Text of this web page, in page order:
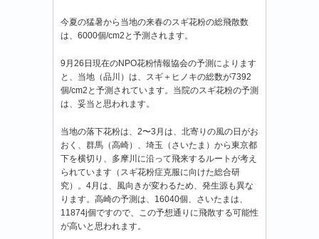
今夏の猛暑から当地の来春のスギ花粉の総飛散数
は、6000個/cm2と予測されます。
9月26日現在のNPO花粉情報協会の予測によります
と、当地（品川）は、スギ＋ヒノキの総数が7392
個/cm2と予測されています。当院のスギ花粉の予測
は、妥当と思われます。
当地の落下花粉は、2〜3月は、北寄りの風の日がお
おく、群馬（高崎）、埼玉（さいたま）から東京都
下を横切り、多摩川に沿って飛来するルートが考え
られています（スギ花粉症克服に向けた総合研
究）。4月は、風向きが変わるため、発生源も異な
ります。高崎の予測は、16040個、さいたまは、
11874j個ですので、この予想通りに飛散する可能性
が高いと思われます。